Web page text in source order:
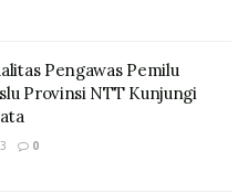
Pengawas Pemilu
Provinsi NTT Kunjungi
0